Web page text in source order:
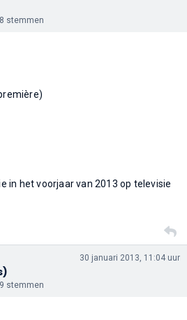
stemmen
in het voorjaar van 2013 op televisie
stemmen
30 januari 2013, 11:04 uur